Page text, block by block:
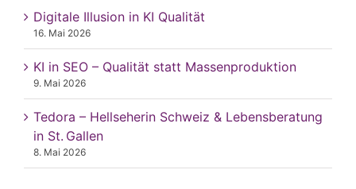
Digitale Illusion in KI Qualität
16. Mai 2026
KI in SEO – Qualität statt Massenproduktion
9. Mai 2026
Tedora – Hellseherin Schweiz & Lebensberatung
in St. Gallen
8. Mai 2026